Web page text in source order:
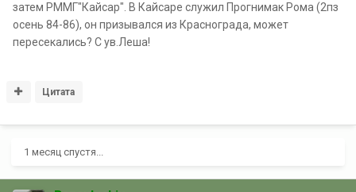
затем РММГ"Кайсар". В Кайсаре служил Прогнимак Рома (2пз
осень 84-86), он призывался из Краснограда, может
пересекались? С ув.Леша!
Цитата
1 месяц спустя...